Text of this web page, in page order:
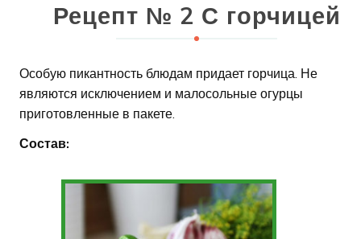
Рецепт № 2 С горчицей
Особую пикантность блюдам придает горчица. Не
являются исключением и малосольные огурцы
приготовленные в пакете.
Состав: